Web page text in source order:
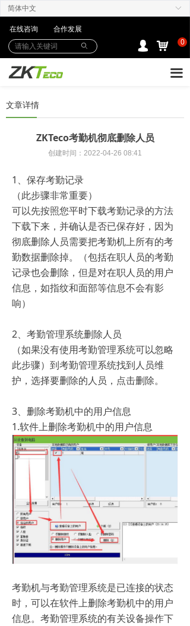
ꀅ
简体中文
在线咨询
낙 0
넙
ꄙ
合作发展
끀
产品中心
解决方案
下载中心
联系我们
ZKTeco考勤机彻底删除人员
1、保存考勤记录
（此步骤非常重要）
可以先按照您平时下载考勤记录的方法
下载下来，并确认是否已保存好，因为
彻底删除人员需要把考勤机上所有的考
勤数据删除掉。（包括在职人员的考勤
记录也会删除，但是对在职人员的用户
信息，如指纹和面部等信息不会有影
响）
2、考勤管理系统删除人员
（如果没有使用考勤管理系统可以忽略
此步骤）到考勤管理系统找到人员维
护，选择要删除的人员，点击删除。
3、删除考勤机中的用户信息
1.软件上删除考勤机中的用户信息
考勤机与考勤管理系统是已连接的状态
时，可以在软件上删除考勤机中的用户
信息。考勤管理系统的有关设备操作下
文章详情
创建时间： 2022-04-26 08:41